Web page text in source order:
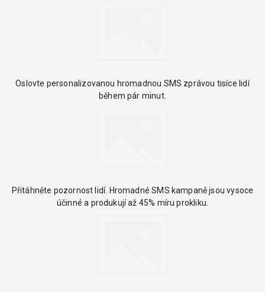
Oslovte personalizovanou hromadnou SMS zprávou tisíce lidí
během pár minut.
Přitáhněte pozornost lidí. Hromadné SMS kampaně jsou vysoce
účinné a produkují až 45% míru prokliku.